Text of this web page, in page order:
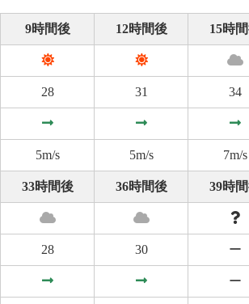
9時間後 12時間後 15時
28 31 34
5m/s 5m/s 7m/s
33時間後 36時間後 39時
28 30 ー
ー